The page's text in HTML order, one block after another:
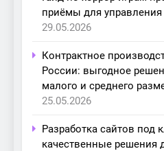
приёмы для
29.05.2026
Контрактное
России: выгодное
малого и среднего
25.05.2026
Разработка сайтов под
качественные решения